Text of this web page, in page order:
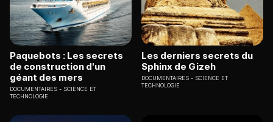
Paquebots : Les secrets
de construction d'un
géant des mers
DOCUMENTAIRES
SCIENCE ET
TECHNOLOGIE
Les derniers secrets du
Sphinx de Gizeh
DOCUMENTAIRES
SCIENCE ET
TECHNOLOGIE